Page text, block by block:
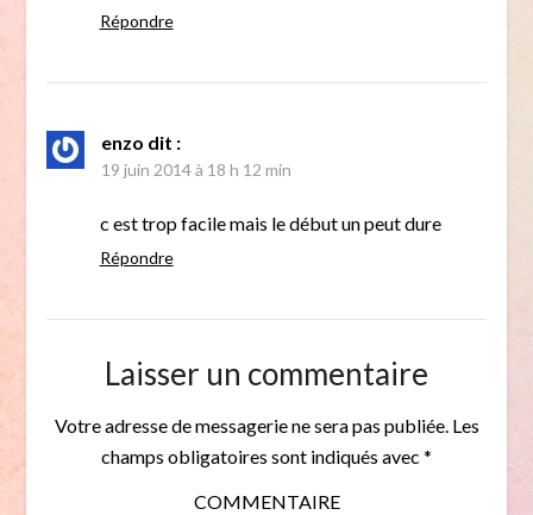
Répondre
enzo dit :
19 juin 2014 à 18 h 12 min
c est trop facile mais le début un peut dure
Répondre
Laisser un commentaire
Votre adresse de messagerie ne sera pas publiée.Les
champs obligatoires sont indiqués avec *
COMMENTAIRE